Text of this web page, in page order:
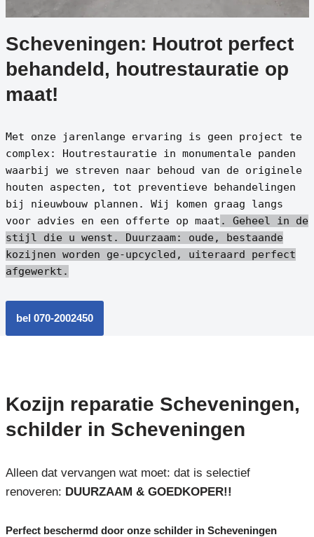
Scheveningen: Houtrot perfect
behandeld, houtrestauratie op
maat!
Met onze jarenlange ervaring is geen project te
complex: Houtrestauratie in monumentale panden
waarbij we streven naar behoud van de originele
houten aspecten, tot preventieve behandelingen
bij nieuwbouw plannen. Wij komen graag langs
voor advies en een offerte op maat . Geheel in de
stijl die u wenst. Duurzaam: oude, bestaande
kozijnen worden ge-upcycled, uiteraard perfect
afgewerkt.
bel 070-2002450
Kozijn reparatie Scheveningen,
schilder in Scheveningen
Alleen dat vervangen wat moet: dat is selectief
renoveren: DUURZAAM & GOEDKOPER!!
Perfect beschermd door onze schilder in Scheveningen